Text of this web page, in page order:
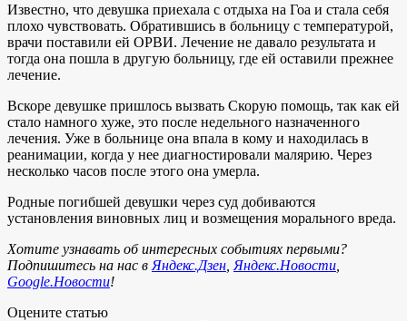
Известно, что девушка приехала с отдыха на Гоа и стала себя
плохо чувствовать. Обратившись в больницу с температурой,
врачи поставили ей ОРВИ. Лечение не давало результата и
тогда она пошла в другую больницу, где ей оставили прежнее
лечение.
Вскоре девушке пришлось вызвать Скорую помощь, так как ей
стало намного хуже, это после недельного назначенного
лечения. Уже в больнице она впала в кому и находилась в
реанимации, когда у нее диагностировали малярию. Через
несколько часов после этого она умерла.
Родные погибшей девушки через суд добиваются
установления виновных лиц и возмещения морального вреда.
Хотите узнавать об интересных событиях первыми?
Подпишитесь на нас в Яндекс.Дзен Яндекс.Новости
Google.Новости!
Оцените статью